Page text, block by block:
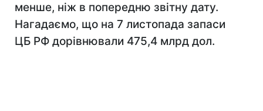
менше, ніж в попередню звітну дату.
Нагадаємо, що на 7 листопада запаси
ЦБ РФ дорівнювали 475,4 млрд дол.